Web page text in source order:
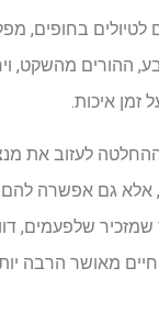
בחופים,
ההורים מהשקט,
איכות.
לעזוב את
, אלא גם אפשרה
שלפעמים,
חיים מאושר הרבה